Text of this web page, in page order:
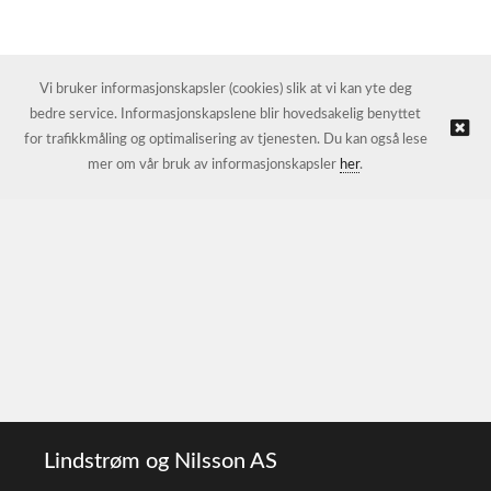
Lindstrøm og Nilsson AS
Vi bruker informasjonskapsler (cookies) slik at vi kan yte deg
bedre service. Informasjonskapslene blir hovedsakelig benyttet
for trafikkmåling og optimalisering av tjenesten. Du kan også lese
mer om vår bruk av informasjonskapsler her.